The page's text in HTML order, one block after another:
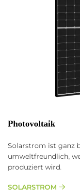
Photovoltaik
Solarstrom ist ganz
umweltfreundlich,
produziert wird.
SOLARSTROM